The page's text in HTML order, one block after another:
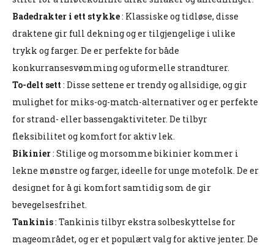
Badedrakter i ett stykke: Klassiske og tidløse, disse
draktene gir full dekning og er tilgjengelige i ulike
trykk og farger. De er perfekte for både
konkurransesvømming og uformelle strandturer.
To-delt sett : Disse settene er trendy og allsidige, og gir
mulighet for miks-og-match-alternativer og er perfekte
for strand- eller bassengaktiviteter. De tilbyr
fleksibilitet og komfort for aktiv lek.
Bikinier: Stilige og morsomme bikinier kommer i
lekne mønstre og farger, ideelle for unge motefolk. De er
designet for å gi komfort samtidig som de gir
bevegelsesfrihet.
Tankinis: Tankinis tilbyr ekstra solbeskyttelse for
mageområdet, og er et populært valg for aktive jenter. De